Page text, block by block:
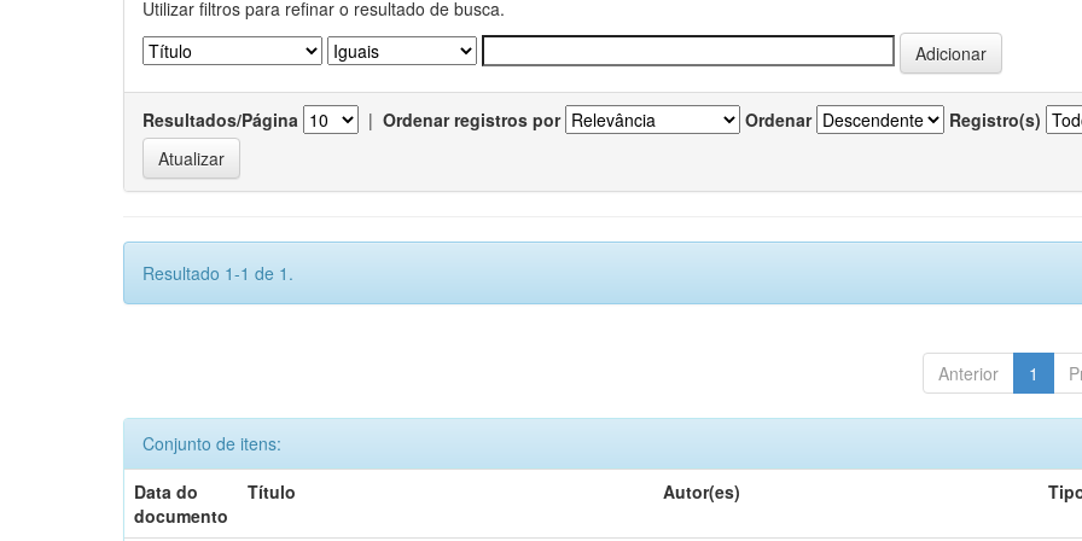
Utilizar filtros para refinar o resultado de busca.
Resultados/Página | Ordenar registros por Ordenar Registro(s)
Resultado 1-1 de 1.
Anterior 1
Conjunto de itens:
Data do
documento
Título Autor(es)